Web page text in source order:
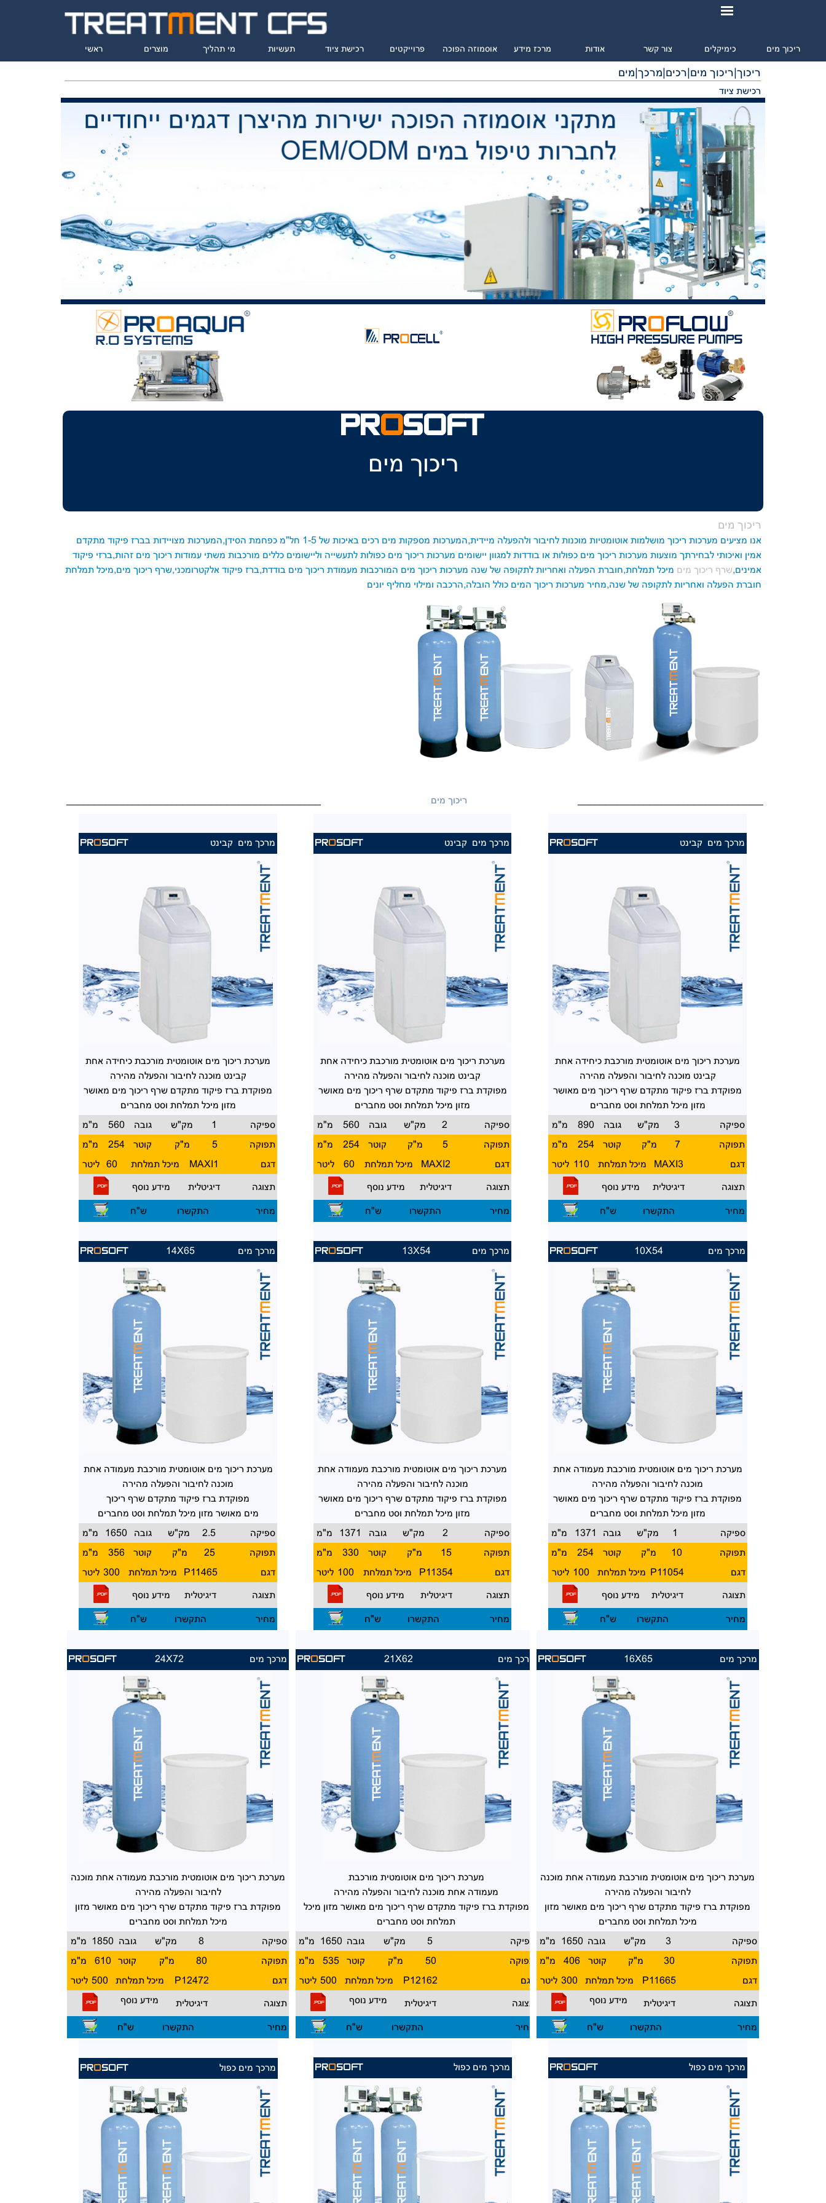
ראשי מוצרים מי תהליך תעשיות רכישת ציוד פרוייקטים אוסמוזה הפוכה מרכז מידע אודות צור קשר כימיקלים ריכוך מים
ריכוך|ריכוך מים|רכים|מרכך|מים
רכישת ציוד
PROSOFT
ריכוך מים
ריכוך מים
אנו מציעים מערכות ריכוך מושלמות אוטומטיות מוכנות לחיבור ולהפעלה מיידית,המערכות מספקות מים
רכים באיכות של 1-5 חל"מ כפחמת הסידן,המערכות מצויידות בברז פיקוד מתקדם
אמין ואיכותי לבחירתך מוצעות מערכות ריכוך מים כפולות או בודדות למגוון יישומים מערכות ריכוך מים כפולות לתעשייה וליישומים כללים מורכבות משתי עמודות ריכוך מים זהות,ברזי פיקוד
אמינים,שרף ריכוך מים מיכל תמלחת,חוברת הפעלה ואחריות לתקופה של שנה מערכות ריכוך מים המורכבות מעמודת ריכוך מים בודדת,ברז פיקוד אלקטרומכני,שרף ריכוך מים,מיכל תמלחת
חוברת הפעלה ואחריות לתקופה של שנה,מחיר מערכות ריכוך המים כולל הובלה,הרכבה ומילוי מחליף יונים
ריכוך מים
PROSOFT מרכך מים קבינט
מערכת ריכוך מים אוטומטית מורכבת כיחידה אחת
קבינט מוכנה לחיבור והפעלה מהירה
מפוקדת ברז פיקוד מתקדם שרף ריכוך מים מאושר
מזון מיכל תמלחת וסט מחברים
מ"מ
560 גובה מק"ש 1
ספיקה
מ"מ
254 קוטר מ"ק 5
תפוקה
ליטר
60 מיכל תמלחת MAXI1 דגם
מידע נוסף דיגיטלית תצוגה
ש"ח התקשרו מחיר
PROSOFT מרכך מים קבינט
מערכת ריכוך מים אוטומטית מורכבת כיחידה אחת
קבינט מוכנה לחיבור והפעלה מהירה
מפוקדת ברז פיקוד מתקדם שרף ריכוך מים מאושר
מזון מיכל תמלחת וסט מחברים
מ"מ
560 גובה מק"ש 2
ספיקה
מ"מ
254 קוטר מ"ק 5
תפוקה
ליטר
60 מיכל תמלחת MAXI2 דגם
מידע נוסף דיגיטלית תצוגה
ש"ח התקשרו מחיר
PROSOFT מרכך מים קבינט
מערכת ריכוך מים אוטומטית מורכבת כיחידה אחת
קבינט מוכנה לחיבור והפעלה מהירה
מפוקדת ברז פיקוד מתקדם שרף ריכוך מים מאושר
מזון מיכל תמלחת וסט מחברים
מ"מ
890 גובה מק"ש 3
ספיקה
מ"מ
254 קוטר מ"ק 7
תפוקה
ליטר 110 מיכל תמלחת MAXI3 דגם
מידע נוסף דיגיטלית תצוגה
ש"ח התקשרו מחיר
PROSOFT 14X65 מרכך מים
מערכת ריכוך מים אוטומטית מורכבת מעמודה אחת
מוכנה לחיבור והפעלה מהירה
מפוקדת ברז פיקוד מתקדם שרף ריכוך
מים מאושר מזון מיכל תמלחת וסט מחברים
מ"מ
1650 גובה מק"ש 2.5
ספיקה
מ"מ
356 קוטר מ"ק 25
תפוקה
ליטר 300 מיכל תמלחת P11465 דגם
מידע נוסף דיגיטלית תצוגה
ש"ח התקשרו מחיר
PROSOFT 13X54 מרכך מים
מערכת ריכוך מים אוטומטית מורכבת מעמודה אחת
מוכנה לחיבור והפעלה מהירה
מפוקדת ברז פיקוד מתקדם שרף ריכוך מים מאושר
מזון מיכל תמלחת וסט מחברים
מ"מ
1371 גובה מק"ש 2
ספיקה
מ"מ
330 קוטר מ"ק 15
תפוקה
ליטר 100 מיכל תמלחת P11354 דגם
מידע נוסף דיגיטלית תצוגה
ש"ח מחיר
PROSOFT 10X54 מרכך מים
מערכת ריכוך מים אוטומטית מורכבת מעמודה אחת
מוכנה לחיבור והפעלה מהירה
מפוקדת ברז פיקוד מתקדם שרף ריכוך מים מאושר
מזון מיכל תמלחת וסט מחברים
מ"מ
1371 גובה מק"ש 1
ספיקה
מ"מ
254 קוטר מ"ק 10
תפוקה
ליטר 100 מיכל תמלחת P11054 דגם
מידע נוסף דיגיטלית תצוגה
ש"ח מחיר
PROSOFT 24X72 מרכך מים
מערכת ריכוך מים אוטומטית מורכבת מעמודה אחת מוכנה
לחיבור והפעלה מהירה
מפוקדת ברז פיקוד מתקדם שרף ריכוך מים מאושר מזון
מיכל תמלחת וסט מחברים
מ"מ 1850 גובה מק"ש 8
ספיקה
מ"מ
610 קוטר מ"ק 80
תפוקה
ליטר 500 מיכל תמלחת P12472
דגם
מידע נוסף
דיגיטלית תצוגה
ש"ח התקשרו מחיר
PROSOFT 21X62 מרכך מים
מערכת ריכוך מים אוטומטית מורכבת
מעמודה אחת מוכנה לחיבור והפעלה מהירה
מפוקדת ברז פיקוד מתקדם שרף ריכוך מים מאושר מזון מיכל
תמלחת וסט מחברים
מ"מ
1650 גובה מק"ש 5
ספיקה
מ"מ
535 קוטר מ"ק 50
תפוקה
ליטר 500 מיכל תמלחת P12162
דגם
מידע נוסף
דיגיטלית תצוגה
ש"ח התקשרו מחיר
PROSOFT 16X65 מרכך מים
מערכת ריכוך מים אוטומטית מורכבת מעמודה אחת מוכנה
לחיבור והפעלה מהירה
מפוקדת ברז פיקוד מתקדם שרף ריכוך מים מאושר מזון
מיכל תמלחת וסט מחברים
מ"מ
1650 גובה מק"ש 3
ספיקה
מ"מ
406 קוטר מ"ק 30
תפוקה
ליטר 300 מיכל תמלחת P11665
דגם
מידע נוסף
דיגיטלית תצוגה
ש"ח התקשרו מחיר
PROSOFT מרכך מים כפול PROSOFT מרכך מים כפול PROSOFT מרכך מים כפול